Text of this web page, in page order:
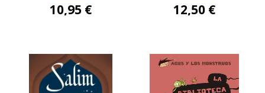
10,95 € 12,50 €